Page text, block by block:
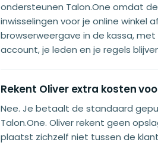
ondersteunen Talon.One omdat
inwisselingen voor je online winkel
browserweergave in de kassa,
account, je leden en je regels
Rekent Oliver extra kosten
Nee. Je betaalt de standaard
Talon.One. Oliver rekent geen
plaatst zichzelf niet tussen de